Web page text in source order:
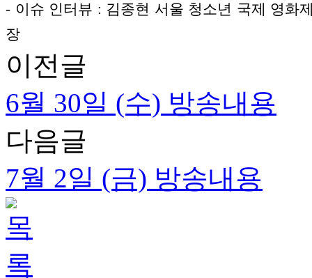
- 이슈 인터뷰 : 김종현 서울 청소년 국제 영화
장
이전글
6월 30일 (수) 방송내용
다음글
7월 2일 (금) 방송내용